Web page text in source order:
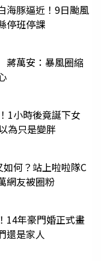
海豚逼近！9日颱風
停班停課
萬安：暴風圈縮
1小時後竟誕下女
為只是變胖
何？站上啦啦隊C
網友被圈粉
14年豪門婚正式畫
還是家人